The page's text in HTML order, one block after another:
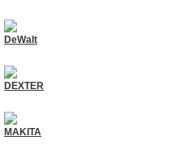
DeWalt
DEXTER
MAKITA